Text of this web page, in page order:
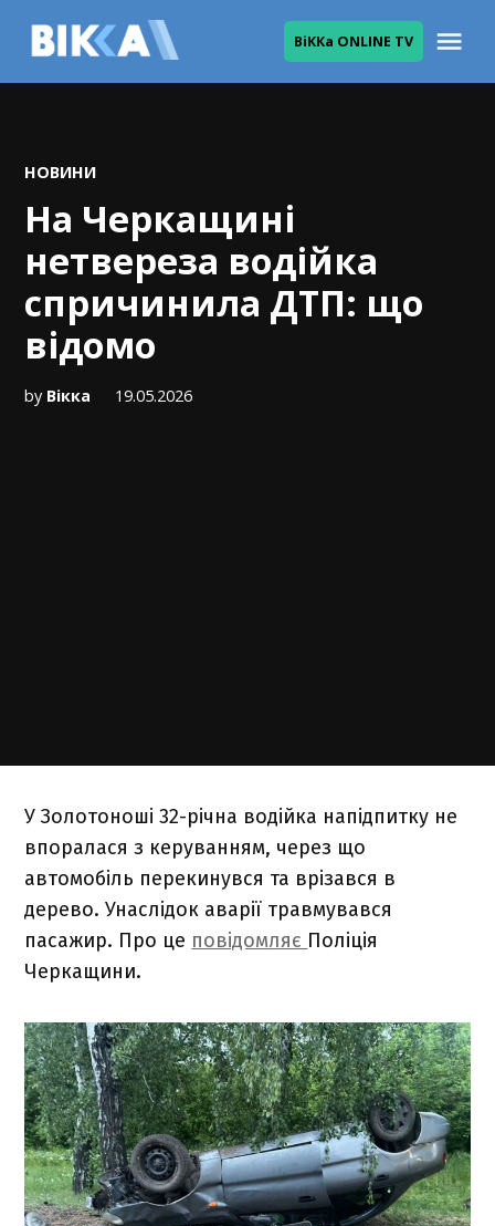
ВіККа ONLINE TV
POSTED
НОВИНИ
На Черкащині
нетвереза водійка
спричинила ДТП: що
відомо
by Вікка 19.05.2026
У Золотоноші 32-річна водійка напідпитку не
впоралася з керуванням, через що
автомобіль перекинувся та врізався в
дерево. Унаслідок аварії травмувався
пасажир. Про це повідомляє Поліція
Черкащини.